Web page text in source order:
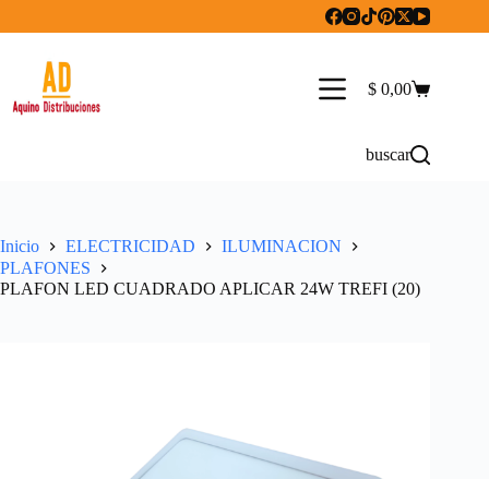
Carro
$ 0,00
buscar
Inicio ELECTRICIDAD
ILUMINACION
PLAFONES
PLAFON LED CUADRADO APLICAR 24W TREFI (20)